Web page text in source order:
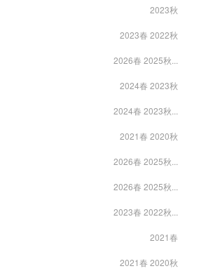
2023秋
2023春 2022秋
2026春 2025秋...
2024春 2023秋
2024春 2023秋...
2021春 2020秋
2026春 2025秋...
2026春 2025秋...
2023春 2022秋...
2021春
2021春 2020秋